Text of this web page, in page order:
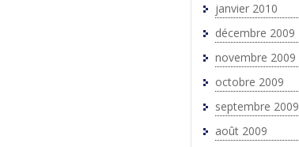
janvier 2010
décembre 2009
novembre 2009
octobre 2009
septembre 2009
août 2009